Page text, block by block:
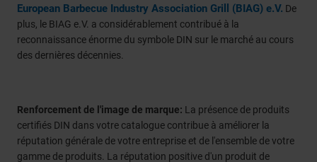
European Barbecue Industry Association Grill (BIAG) e.V. De
plus, le BIAG e.V. a considérablement contribué à la
reconnaissance énorme du symbole DIN sur le marché au cours
des dernières décennies.
Renforcement de l'image de marque: La présence de produits
certifiés DIN dans votre catalogue contribue à améliorer la
réputation générale de votre entreprise et de l'ensemble de votre
gamme de produits. La réputation positive d'un produit de